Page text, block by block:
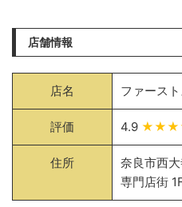
店舗情報
店名 ファース
評価 4.9
住所
奈良市西
専門店街